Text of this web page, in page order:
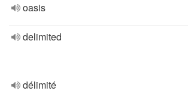
oasis
delimited
délimité